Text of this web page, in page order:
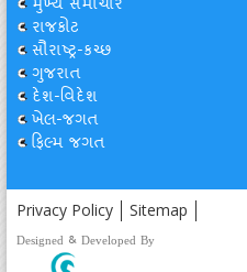
મુખ્ય સમાચાર
રાજકોટ
સૌરાષ્ટ્ર-કચ્છ
ગુજરાત
દેશ-વિદેશ
ખેલ-જગત
ફિલ્મ જગત
Privacy Policy Sitemap
Designed & Developed By